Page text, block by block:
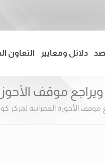
دلائل ومعايير التعاون
موقف
الأحوزة العمرانية لمركز